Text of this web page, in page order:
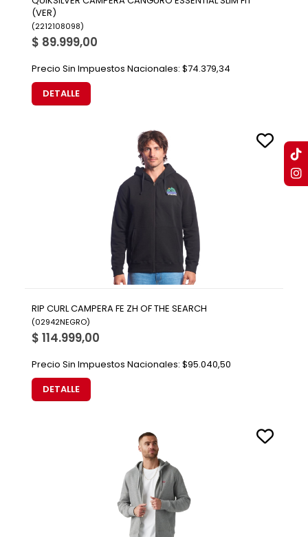
(VER)
(2212108098)
$ 89.999,00
Precio Sin Impuestos Nacionales: $74.379,34
DETALLE
RIP CURL CAMPERA FE ZH OF THE SEARCH
(02942NEGRO)
$ 114.999,00
Precio Sin Impuestos Nacionales: $95.040,50
DETALLE